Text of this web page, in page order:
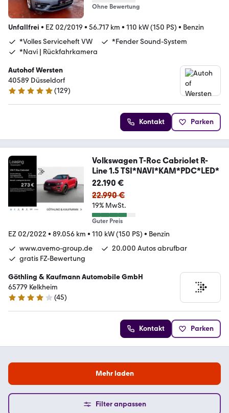
Ohne Bewertung
Unfallfrei • EZ 02/2019 • 56.717 km • 110 kW (150 PS) • Benzin
*Volles Serviceheft VW
*Fender Sound-System
*Navi | Rückfahrkamera
Autohof Wersten
40589 Düsseldorf
5 Sterne
(129)
Kontakt Parken
Volkswagen T-Roc Cabriolet R-
Line 1.5 TSI*NAVI*KAM*PDC*LED*
22.190 €
22.990 €
19% MwSt.
Guter Preis
EZ 02/2022 • 89.056 km • 110 kW (150 PS) • Benzin
www.avemo-group.de
20.000 Autos abrufbar
gratis FZ-Bewertung
Göthling & Kaufmann Automobile GmbH
65779 Kelkheim
4.1 Sterne
(45)
Kontakt Parken
Mehr laden
Filter anpassen